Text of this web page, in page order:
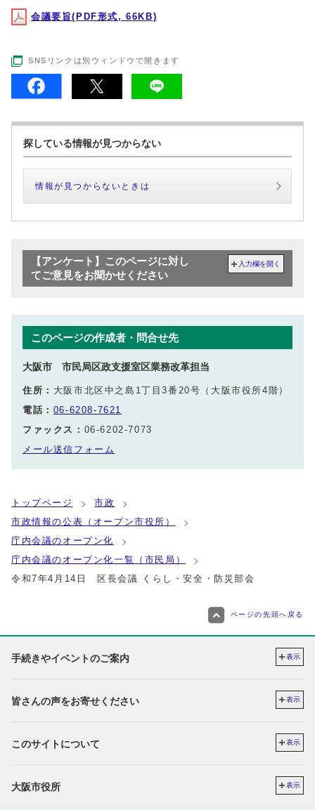
会議要旨(PDF形式, 66KB)
SNSリンクは別ウィンドウで開きます
探している情報が見つからない
情報が見つからないときは
【アンケート】このページに対し
てご意見をお聞かせください
入力欄を開く
このページの作成者・問合せ先
大阪市 市民局区政支援室区業務改革担当
住所： 大阪市北区中之島1丁目3番20号（大阪市役所4階）
電話： 06-6208-7621
ファックス： 06-6202-7073
メール送信フォーム
トップページ
市政
市政情報の公表（オープン市役所）
庁内会議のオープン化
庁内会議のオープン化一覧（市民局）
令和7年4月14日 区長会議 くらし・安全・防災部会
ページの先頭へ戻る
手続きやイベントのご案内 表示
皆さんの声をお寄せください 表示
このサイトについて 表示
大阪市役所 表示